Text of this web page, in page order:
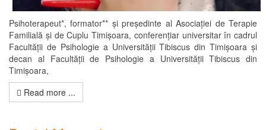
Psihoterapeut*, formator** și președinte al Asociației de Terapie
Familială și de Cuplu Timișoara, conferențiar universitar în cadrul
Facultății de Psihologie a Universității Tibiscus din Timișoara și
decan al Facultății de Psihologie a Universității Tibiscus din
Timișoara,
Read more ...